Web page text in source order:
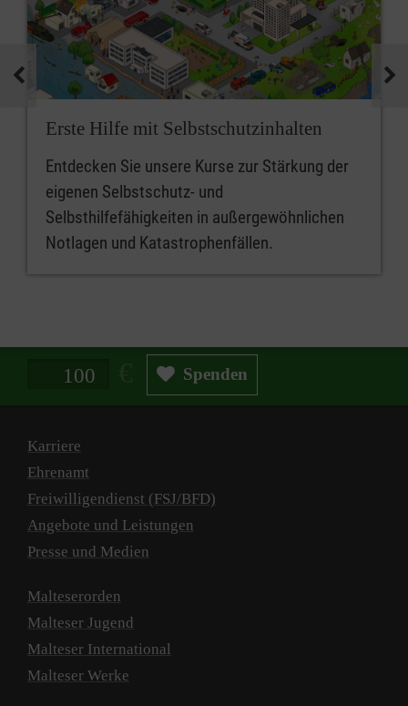
Erste Hilfe mit Selbstschutzinhalten
Entdecken Sie unsere Kurse zur Stärkung der
eigenen Selbstschutz- und
Selbsthilfefähigkeiten in außergewöhnlichen
Notlagen und Katastrophenfällen.
Spendenbetrag in Euro Spenden
Karriere
Ehrenamt
Freiwilligendienst (FSJ/BFD)
Angebote und Leistungen
Presse und Medien
Malteserorden
Malteser Jugend
Malteser International
Malteser Werke